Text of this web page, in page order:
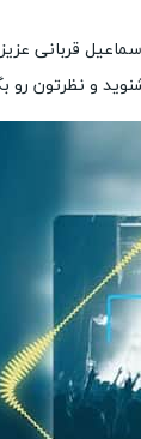
قربانی
و نظرتون رو